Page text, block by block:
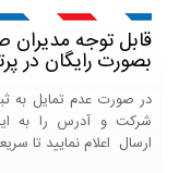
قابل توجه مدیران
بصورت رایگان در
در صورت عدم تمایل به
شرکت و آدرس را به
ارسال اعلام نمایید تا